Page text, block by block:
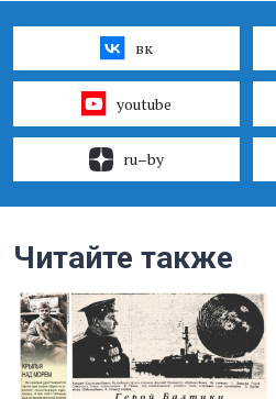
вк
youtube
ru–by
Читайте также